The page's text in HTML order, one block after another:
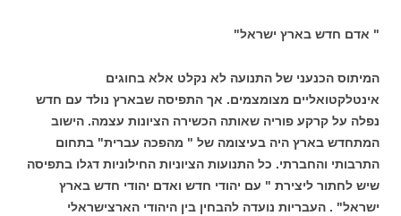
" אדם חדש בארץ ישראל"
המיתוס הכנעני של התנועה לא נקלט אלא בחוגים
אינטלקטואליים מצומצמים. אך התפיסה שבארץ נולד עם חדש
נפלה על קרקע פוריה שאותה הכשירה הציונות עצמה. הישוב
המתחדש בארץ היה בעיצומה של " מהפכה עברית" בתחום
התרבותי והחברתי. כל התנועות הציוניות החילוניות דגלו בתפיסה
שיש לחתור ליצירת " עם יהודי חדש ואדם יהודי חדש בארץ
ישראל" . העבריות נועדה להבחין בין היהודי הארצישראלי